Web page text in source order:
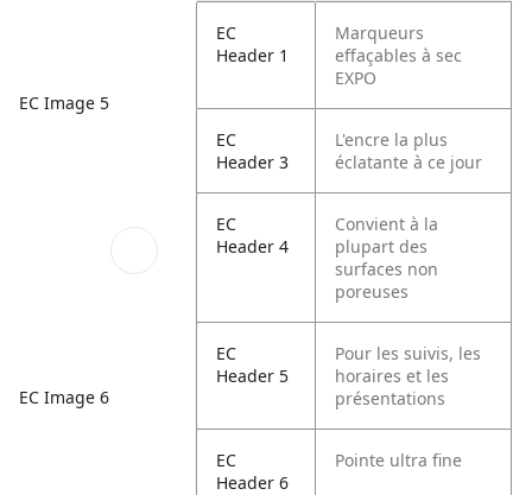
EC Image 5
EC Image 6
EC
Header 1
Marqueurs
effaçables à sec
EXPO
EC
Header 3
L'encre la plus
éclatante à ce jour
EC
Header 4
Convient à la
plupart des
surfaces non
poreuses
EC
Header 5
Pour les suivis, les
horaires et les
présentations
EC
Header 6
Pointe ultra fine